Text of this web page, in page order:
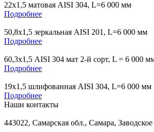
22х1,5 матовая AISI 304, L=6 000 мм
Подробнее
50,8х1,5 зеркальная AISI 201, L=6 000 мм
Подробнее
60,3х1,5 AISI 304 мат 2-й сорт, L = 6 000
Подробнее
19х1,5 шлифованная AISI 304, L=6 000 мм
Подробнее
Наши контакты
443022, Самарская обл., Самара, Заводское